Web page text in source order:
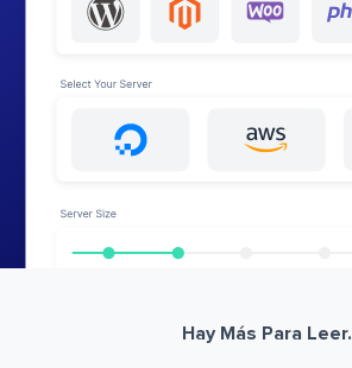
Hay Más Para Leer.